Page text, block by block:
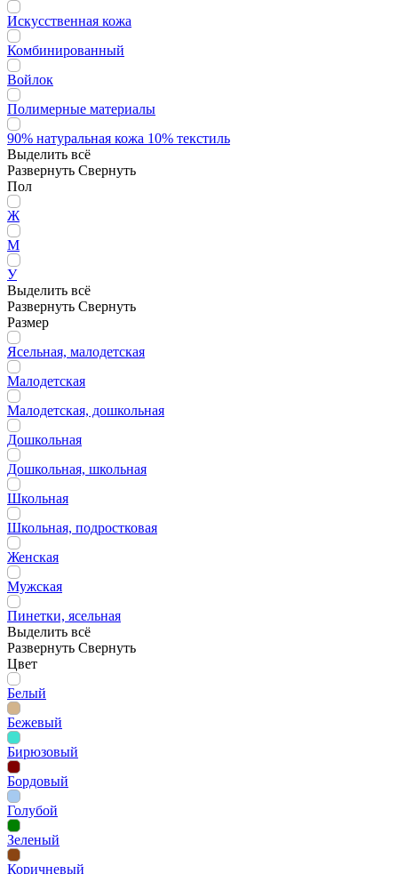
Искусственная кожа
Комбинированный
Войлок
Полимерные материалы
90% натуральная кожа 10% текстиль
Выделить всё
Развернуть Свернуть
Пол
Ж
М
У
Выделить всё
Развернуть Свернуть
Размер
Ясельная, малодетская
Малодетская
Малодетская, дошкольная
Дошкольная
Дошкольная, школьная
Школьная
Школьная, подростковая
Женская
Мужская
Пинетки, ясельная
Выделить всё
Развернуть Свернуть
Цвет
Белый
Бежевый
Бирюзовый
Бордовый
Голубой
Зеленый
Коричневый